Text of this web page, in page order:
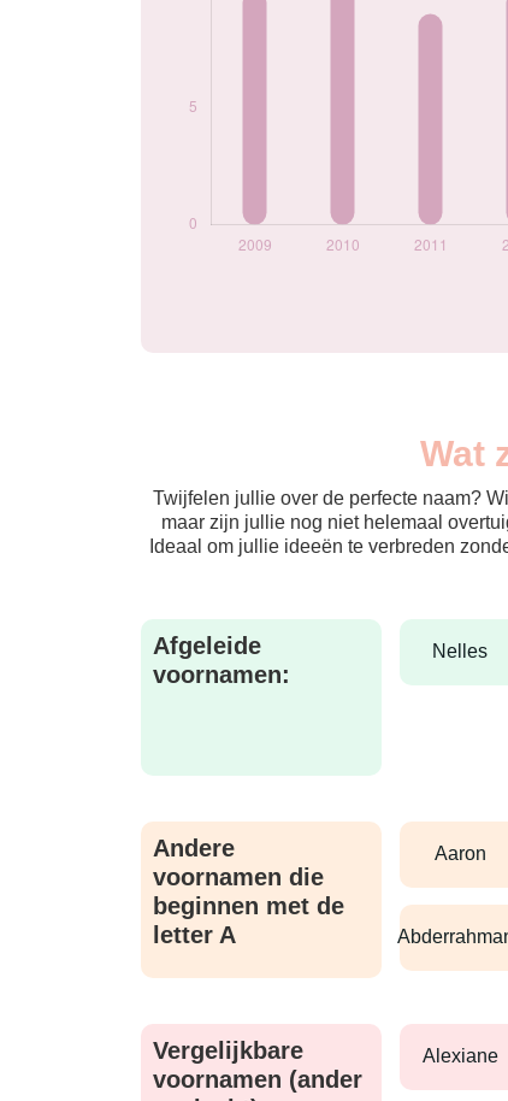
Wat
Twijfelen jullie over de perfecte naam?
maar zijn jullie nog niet helemaal
Ideaal om jullie ideeën te verbreden
Afgeleide
voornamen:
nelles
Andere
voornamen die
beginnen met de
letter A
aaron
Vergelijkbare
voornamen (ander
alexiane